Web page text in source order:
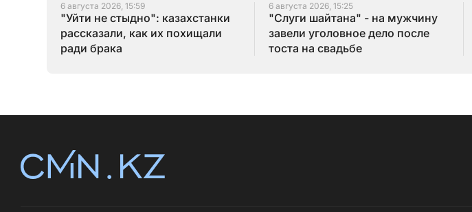
6 августа 2026, 15:59
"Уйти не стыдно": казахстанки
рассказали, как их похищали
ради брака
6 августа 2026, 15:25
"Слуги шайтана" - на мужчину
завели уголовное дело после
тоста на свадьбе